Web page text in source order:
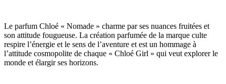
Le parfum Chloé « Nomade » charme par ses nuances fruitées et
son attitude fougueuse. La création parfumée de la marque culte
respire l’énergie et le sens de l’aventure et est un hommage à
l’attitude cosmopolite de chaque « Chloé Girl » qui veut explorer le
monde et élargir ses horizons.